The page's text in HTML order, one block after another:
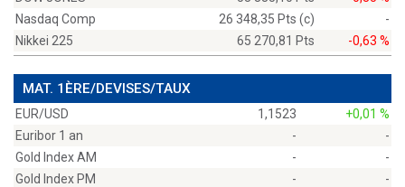
Nasdaq Comp
26 348,35 Pts (c)
-
Nikkei 225
65 270,81 Pts -0,63 %
MAT. 1ÈRE/DEVISES/TAUX
EUR/USD 1,1523
+0,01 %
Euribor 1 an
-
-
Gold Index AM
-
-
Gold Index PM
-
-